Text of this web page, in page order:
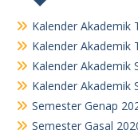
Kalender Akademik
Kalender Akademik
Kalender Akademik
Kalender Akademik
Semester Genap
Semester Gasal